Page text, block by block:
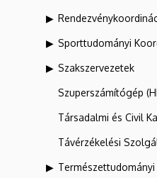
Sporttudományi
Szakszervezetek
Szuperszámítógép
Társadalmi és Civil
Távérzékelési